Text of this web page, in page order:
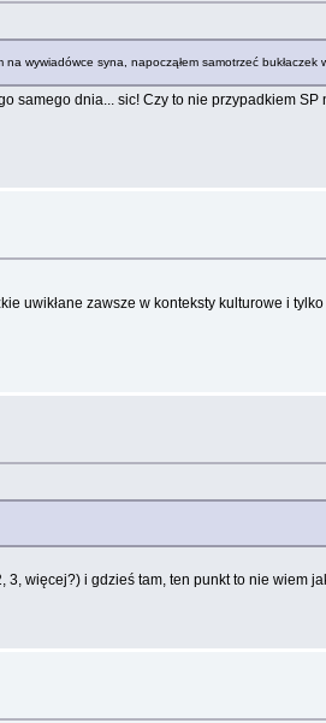
wywiadówce syna, napocząłem samotrzeć
dnia... sic! Czy to nie przypadkiem SP
zawsze w konteksty kulturowe i
więcej?) i gdzieś tam, ten punkt to nie wiem